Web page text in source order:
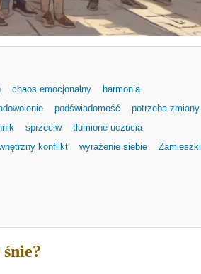
chaos emocjonalny
harmonia
podświadomość
potrzeba zmiany
sprzeciw
tłumione uczucia
konflikt wyrażenie siebie Zamieszki